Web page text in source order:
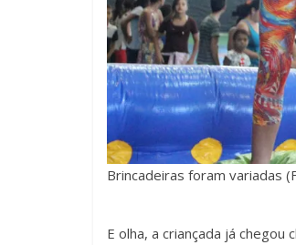
Brincadeiras foram variadas
E olha, a criançada já